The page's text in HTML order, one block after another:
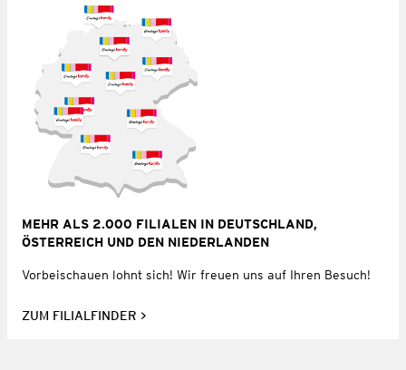
MEHR ALS 2.000 FILIALEN IN DEUTSCHLAND,
ÖSTERREICH UND DEN NIEDERLANDEN
Vorbeischauen lohnt sich! Wir freuen uns auf Ihren Besuch!
ZUM FILIALFINDER